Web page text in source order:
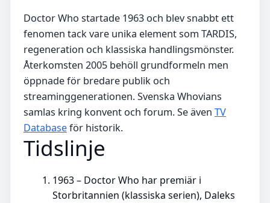
Doctor Who startade 1963 och blev snabbt ett
fenomen tack vare unika element som TARDIS,
regeneration och klassiska handlingsmönster.
Återkomsten 2005 behöll grundformeln men
öppnade för bredare publik och
streaminggenerationen. Svenska Whovians
samlas kring konvent och forum. Se även TV
Databaseför historik.
Tidslinje
1963– Doctor Who har premiär i
Storbritannien (klassiska serien), Daleks